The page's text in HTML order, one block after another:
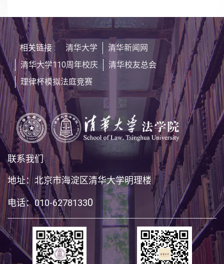
相关链接 : 清华大学
清华新闻网
清华大学110周年校庆
清华校友总会
理律杯模拟法庭竞赛
联系我们
地址：北京市海淀区清华大学明理楼
电话：010-62781330